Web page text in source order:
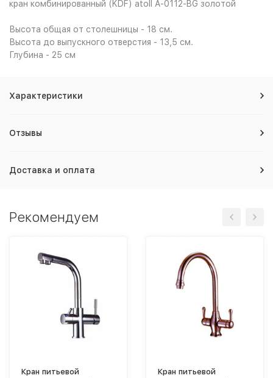
кран комбинированный (KDF) atoll A-0112-BG золотой
Высота общая от столешницы - 18 см.
Высота до выпускного отверстия - 13,5 см.
Глубина - 25 см
Характеристики
Отзывы
Доставка и оплата
Рекомендуем
Кран питьевой
Кран питьевой